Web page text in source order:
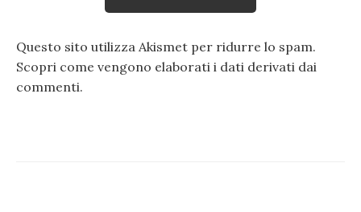
Questo sito utilizza Akismet per ridurre lo spam.
Scopri come vengono elaborati i dati derivati dai
commenti.